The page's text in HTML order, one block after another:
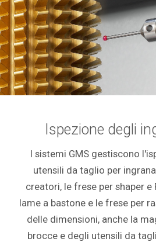
Ispezione degli
I sistemi GMS gestiscono
utensili da taglio per
creatori, le frese per shaper e
lame a bastone e le frese per
delle dimensioni, anche la
brocce e degli utensili da